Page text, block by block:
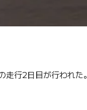
行2日目が行われた。